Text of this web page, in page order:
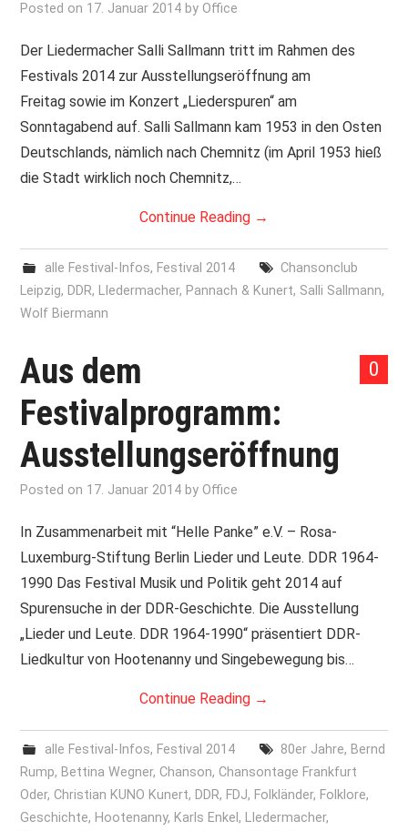
Posted on 17. Januar 2014 byOffice
Der Liedermacher Salli Sallmann tritt im Rahmen des
Festivals 2014 zur Ausstellungseröffnung am
Freitag sowie im Konzert „Liederspuren“ am
Sonntagabend auf. Salli Sallmann kam 1953 in den Osten
Deutschlands, nämlich nach Chemnitz (im April 1953 hieß
die Stadt wirklich noch Chemnitz,…
Continue Reading →
alle Festival-Infos, Festival 2014
Chansonclub
Leipzig, DDR, LIedermacher, Pannach & Kunert, Salli Sallmann,
Wolf Biermann
0
Aus dem
Festivalprogramm:
Ausstellungseröffnung
Posted on 17. Januar 2014 byOffice
In Zusammenarbeit mit “Helle Panke” e.V. – Rosa-
Luxemburg-Stiftung Berlin Lieder und Leute. DDR 1964-
1990 Das Festival Musik und Politik geht 2014 auf
Spurensuche in der DDR-Geschichte. Die Ausstellung
„Lieder und Leute. DDR 1964-1990“ präsentiert DDR-
Liedkultur von Hootenanny und Singebewegung bis…
Continue Reading →
alle Festival-Infos, Festival 2014 80er Jahre, Bernd
Rump, Bettina Wegner,Chanson,Chansontage Frankfurt
Oder,Christian KUNO Kunert, DDR, FDJ, Folkländer, Folklore,
Geschichte, Hootenanny, Karls Enkel, LIedermacher,